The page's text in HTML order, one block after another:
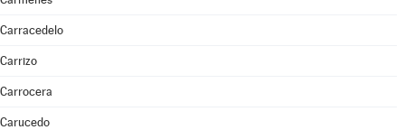
Carracedelo
Carrizo
Carrocera
Carucedo